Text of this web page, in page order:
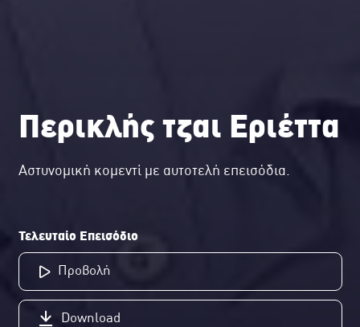
Περικλής τζαι Εριέττα
Αστυνομική κομεντί με αυτοτελή επεισόδια.
Τελευταίο Επεισόδιο
Προβολή
Download